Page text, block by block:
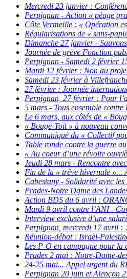
Mercredi 23 janvier :
Perpignan - Action « péage
Côte Vermeille : « Opération
Régularisations de « sans-
Dimanche 27 janvier -
Journée de grève Fonction
Perpignan - Samedi 2 février
Mardi 12 février : Non au
Samedi 23 février à
27 février : Journée
Perpignan, 27 février : Pour
5 mars - Tous ensemble
Le 6 mars, aux côtés de «
« Bouge-Toit » à nouveau
Communiqué du « Collectif
Table ronde contre la guerre
« Au coeur d’une révolte
Jeudi 28 mars - Rencontre
Fin de la « trêve hivernale »...
Cabestany - Solidarité avec
Prades-Notre Dame des
Action BDS du 6 avril :
Mardi 9 avril contre l’ANI -
Interview exclusive d’une
Perpignan, mercredi 17 avril :
Réunion-débat : Israël-
Les P-O en campagne pour la
Prades 2 mai : Notre-Dame-
24-25 mai... Appel urgent du
Perpignan 20 juin et Alençon